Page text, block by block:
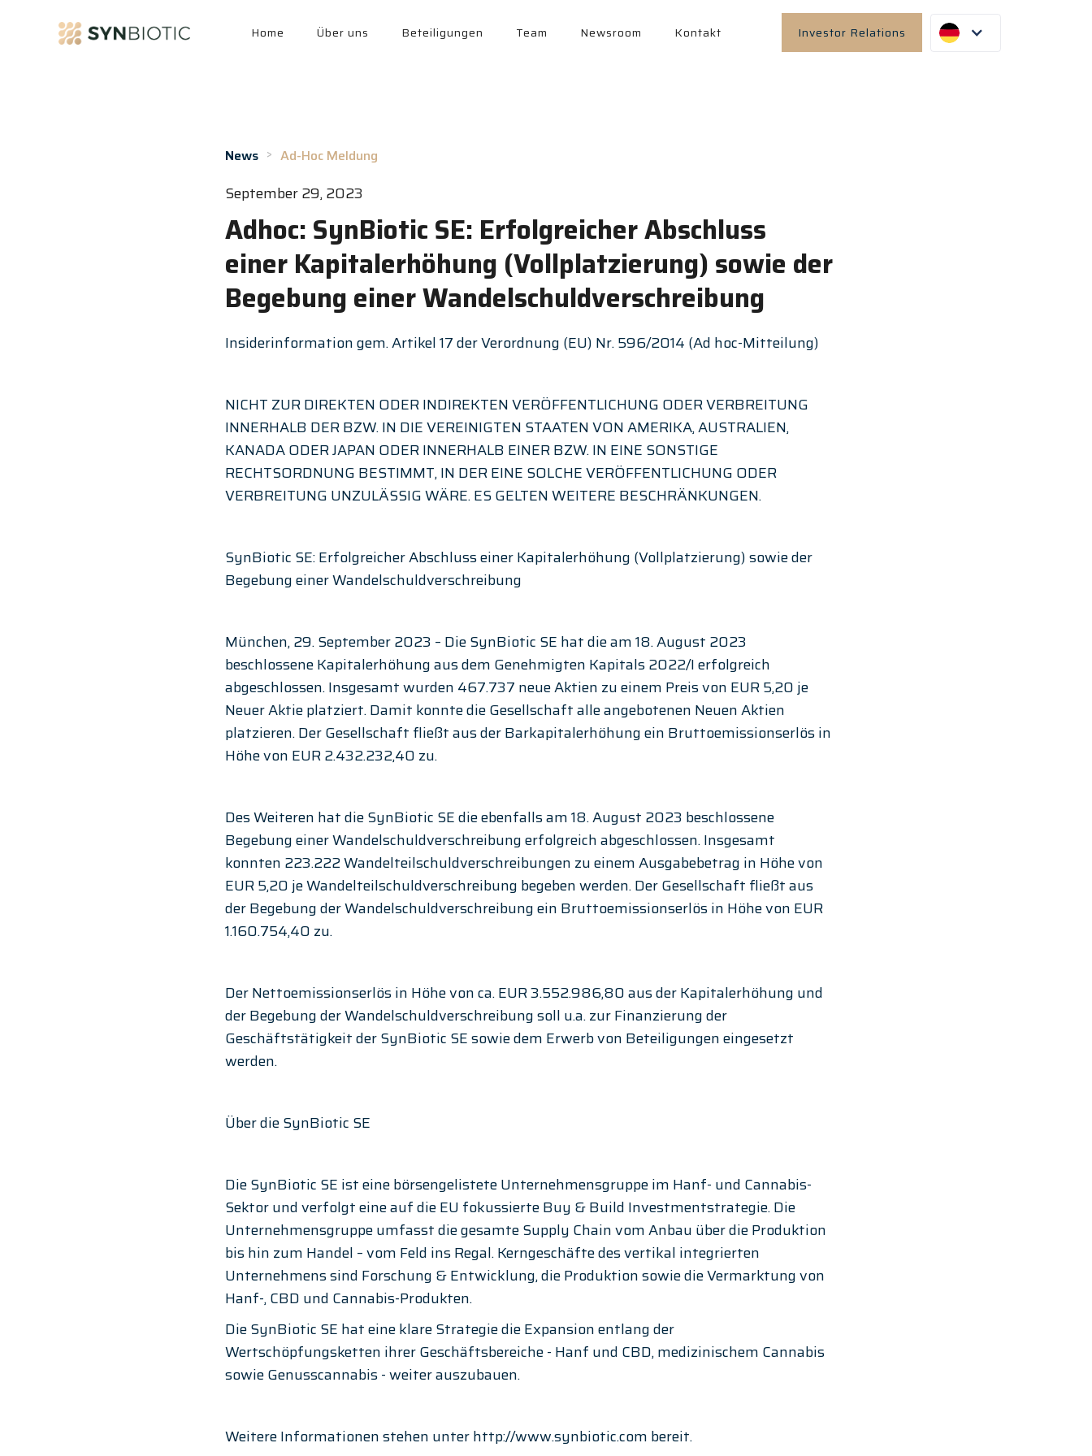
Home Über uns Beteiligungen Team Newsroom Kontakt Investor Relations
News > Ad-Hoc Meldung
September 29, 2023
Adhoc: SynBiotic SE: Erfolgreicher Abschluss
einer Kapitalerhöhung (Vollplatzierung) sowie der
Begebung einer Wandelschuldverschreibung
Insiderinformation gem. Artikel 17 der Verordnung (EU) Nr. 596/2014 (Ad hoc-Mitteilung)
NICHT ZUR DIREKTEN ODER INDIREKTEN VERÖFFENTLICHUNG ODER VERBREITUNG
INNERHALB DER BZW. IN DIE VEREINIGTEN STAATEN VON AMERIKA, AUSTRALIEN,
KANADA ODER JAPAN ODER INNERHALB EINER BZW. IN EINE SONSTIGE
RECHTSORDNUNG BESTIMMT, IN DER EINE SOLCHE VERÖFFENTLICHUNG ODER
VERBREITUNG UNZULÄSSIG WÄRE. ES GELTEN WEITERE BESCHRÄNKUNGEN.
SynBiotic SE: Erfolgreicher Abschluss einer Kapitalerhöhung (Vollplatzierung) sowie der
Begebung einer Wandelschuldverschreibung
München, 29. September 2023 – Die SynBiotic SE hat die am 18. August 2023
beschlossene Kapitalerhöhung aus dem Genehmigten Kapitals 2022/I erfolgreich
abgeschlossen. Insgesamt wurden 467.737 neue Aktien zu einem Preis von EUR 5,20 je
Neuer Aktie platziert. Damit konnte die Gesellschaft alle angebotenen Neuen Aktien
platzieren. Der Gesellschaft fließt aus der Barkapitalerhöhung ein Bruttoemissionserlös in
Höhe von EUR 2.432.232,40 zu.
Des Weiteren hat die SynBiotic SE die ebenfalls am 18. August 2023 beschlossene
Begebung einer Wandelschuldverschreibung erfolgreich abgeschlossen. Insgesamt
konnten 223.222 Wandelteilschuldverschreibungen zu einem Ausgabebetrag in Höhe von
EUR 5,20 je Wandelteilschuldverschreibung begeben werden. Der Gesellschaft fließt aus
der Begebung der Wandelschuldverschreibung ein Bruttoemissionserlös in Höhe von EUR
1.160.754,40 zu.
Der Nettoemissionserlös in Höhe von ca. EUR 3.552.986,80 aus der Kapitalerhöhung und
der Begebung der Wandelschuldverschreibung soll u.a. zur Finanzierung der
Geschäftstätigkeit der SynBiotic SE sowie dem Erwerb von Beteiligungen eingesetzt
werden.
Über die SynBiotic SE
Die SynBiotic SE ist eine börsengelistete Unternehmensgruppe im Hanf- und Cannabis-
Sektor und verfolgt eine auf die EU fokussierte Buy & Build Investmentstrategie. Die
Unternehmensgruppe umfasst die gesamte Supply Chain vom Anbau über die Produktion
bis hin zum Handel – vom Feld ins Regal. Kerngeschäfte des vertikal integrierten
Unternehmens sind Forschung & Entwicklung, die Produktion sowie die Vermarktung von
Hanf-, CBD und Cannabis-Produkten.
Die SynBiotic SE hat eine klare Strategie die Expansion entlang der
Wertschöpfungsketten ihrer Geschäftsbereiche - Hanf und CBD, medizinischem Cannabis
sowie Genusscannabis - weiter auszubauen.
Weitere Informationen stehen unter http://www.synbiotic.com bereit.